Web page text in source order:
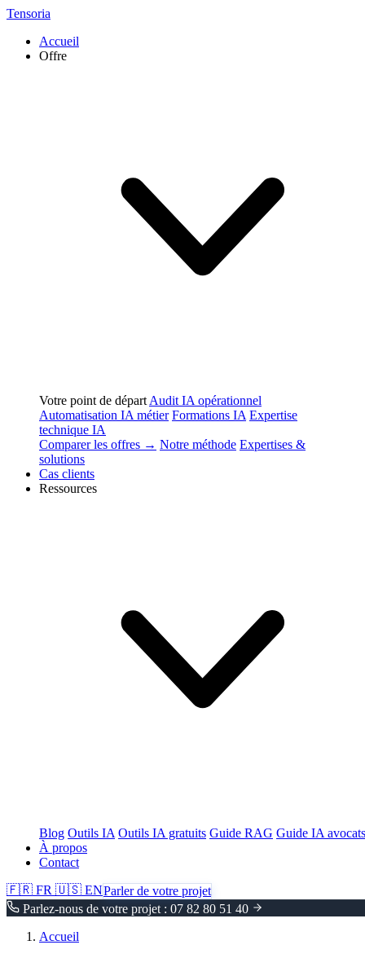
Tensoria
Accueil
Offre
Votre point de départ Audit IA opérationnel
Automatisation IA métier Formations IA Expertise
technique IA
Comparer les offres → Notre méthode Expertises &
solutions
Cas clients
Ressources
Blog Outils IA Outils IA gratuits Guide RAG Guide IA avocats
À propos
Contact
🇫🇷 FR 🇺🇸 ENParler de votre projet
Parlez-nous de votre projet : 07 82 80 51 40
Accueil